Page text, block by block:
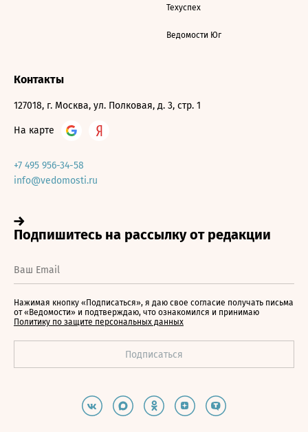
Техуспех
Ведомости Юг
Контакты
127018, г. Москва, ул. Полковая, д. 3, стр. 1
На карте
+7 495 956-34-58
info@vedomosti.ru
Нажимая кнопку «Подписаться», я даю свое согласие получать письма
от «Ведомости» и подтверждаю, что ознакомился и принимаю
Политику по защите персональных данных